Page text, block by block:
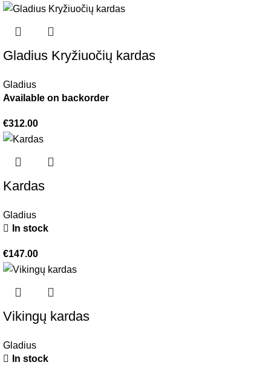
Gladius Kryžiuočių kardas
Gladius
Available on backorder
€312.00
Kardas
Gladius
In stock
€147.00
Vikingų kardas
Gladius
In stock